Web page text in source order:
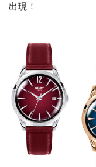
出現！